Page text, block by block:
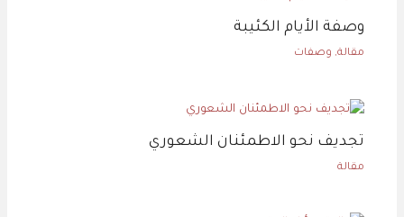
وصفة الأيام الكئيبة
مقالة, وصفات
تجديف نحو الاطمئنان الشعوري
مقالة